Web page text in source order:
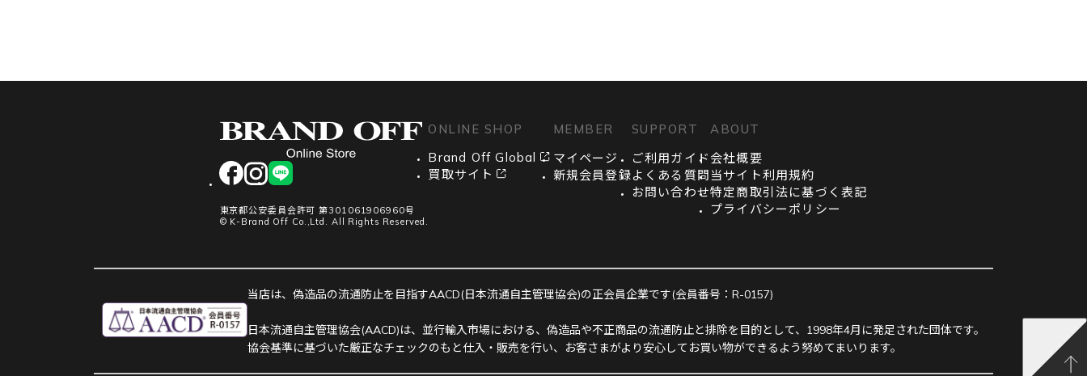
facebookinstagram
LINE
東京都公安委員会許可 第301061906960号
© K-Brand Off Co.,Ltd. All Rights Reserved.
ONLINE SHOP
Brand Off Global
買取サイト
MEMBER
マイページ
新規会員登録
SUPPORT
ご利用ガイド
よくある質問
お問い合わせ
ABOUT
会社概要
当サイト利用規約
特定商取引法に基づく表記
プライバシーポリシー
当店は、偽造品の流通防止を目指すAACD(日本流通自主管理協会)の正会員企業です(会員番号：R-0157)
日本流通自主管理協会(AACD)は、並行輸入市場における、偽造品や不正商品の流通防止と排除を目的として、1998年4月に発足された団体です。
協会基準に基づいた厳正なチェックのもと仕入・販売を行い、お客さまがより安心してお買い物ができるよう努めてまいります。